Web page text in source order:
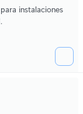
instalaciones